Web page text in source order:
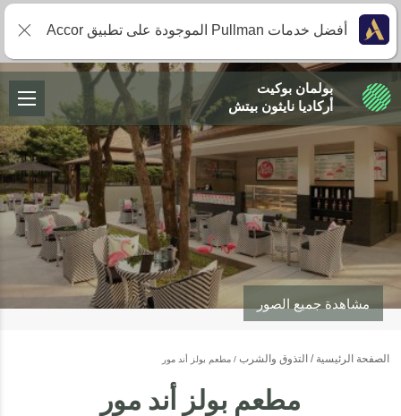
مشاهدة جميع الصور
الصفحة الرئيسية التذوق والشرب مطعم بولز أند مور
مطعم بولز أند مور
بولمان بوكيت
أركاديا نايثون بيتش
أفضل خدمات Pullman الموجودة على تطبيق Accor